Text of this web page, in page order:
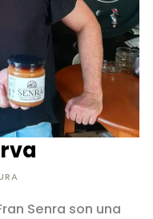
Senra son una